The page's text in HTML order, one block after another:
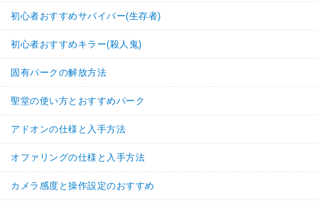
初心者おすすめサバイバー(生存者)
初心者おすすめキラー(殺人鬼)
固有パークの解放方法
聖堂の使い方とおすすめパーク
アドオンの仕様と入手方法
オファリングの仕様と入手方法
カメラ感度と操作設定のおすすめ